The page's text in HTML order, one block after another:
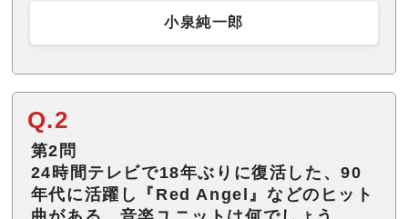
小泉純一郎
Q.2
第2問
24時間テレビで18年ぶりに復活した、90
年代に活躍し『Red Angel』などのヒット